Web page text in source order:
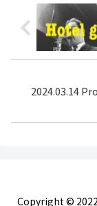
2024.03.14
Copyright ©